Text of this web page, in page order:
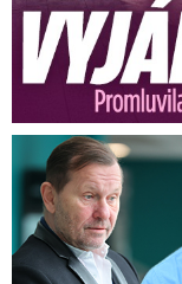
proudění
👉I v
velmi
— Český
(ČHMÚ)
Útok na Jaromíra